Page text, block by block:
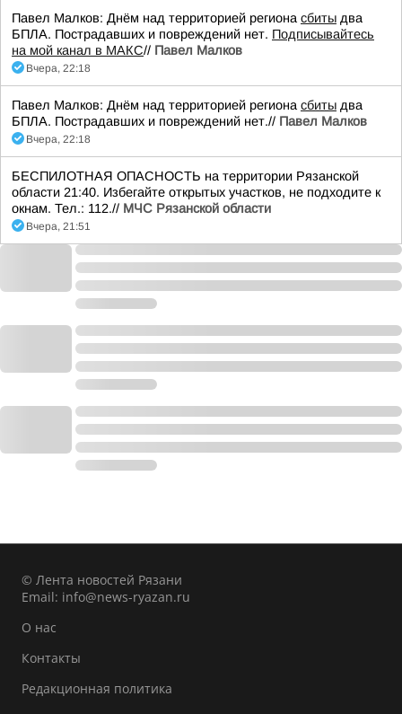
Павел Малков: Днём над территорией региона сбиты два
БПЛА. Пострадавших и повреждений нет. Подписывайтесь
на мой канал в МАКС// Павел Малков
Вчера, 22:18
Павел Малков: Днём над территорией региона сбиты два
БПЛА. Пострадавших и повреждений нет.// Павел Малков
Вчера, 22:18
БЕСПИЛОТНАЯ ОПАСНОСТЬ на территории Рязанской
области 21:40. Избегайте открытых участков, не подходите к
окнам. Тел.: 112.// МЧС Рязанской области
Вчера, 21:51
© Лента новостей Рязани
Email: info@news-ryazan.ru
О нас
Контакты
Редакционная политика